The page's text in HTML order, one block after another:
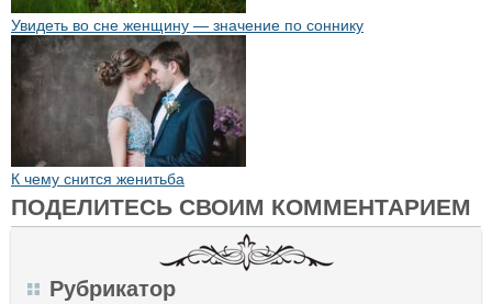
Увидеть во сне женщину — значение по соннику
К чему снится женитьба
ПОДЕЛИТЕСЬ СВОИМ КОММЕНТАРИЕМ
Рубрикатор